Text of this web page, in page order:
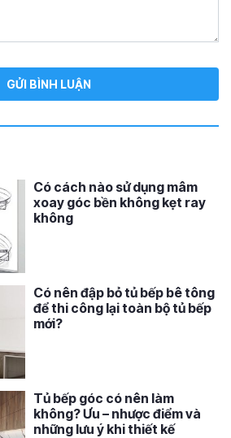
Có cách nào sử dụng mâm
xoay góc bền không kẹt ray
không
Có nên đập bỏ tủ bếp bê tông
để thi công lại toàn bộ tủ bếp
mới?
Tủ bếp góc có nên làm
không? Ưu – nhược điểm và
những lưu ý khi thiết kế